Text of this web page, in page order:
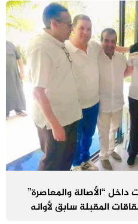
“الأصالة والمعاصرة”
المقبلة سابق لأوانه